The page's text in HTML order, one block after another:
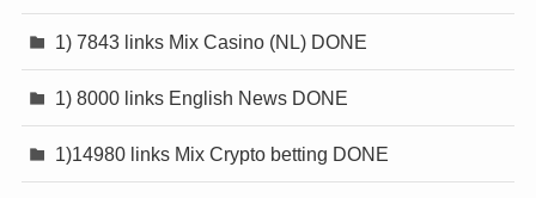
1) 7843 links Mix Casino (NL) DONE
1) 8000 links English News DONE
1)14980 links Mix Crypto betting DONE